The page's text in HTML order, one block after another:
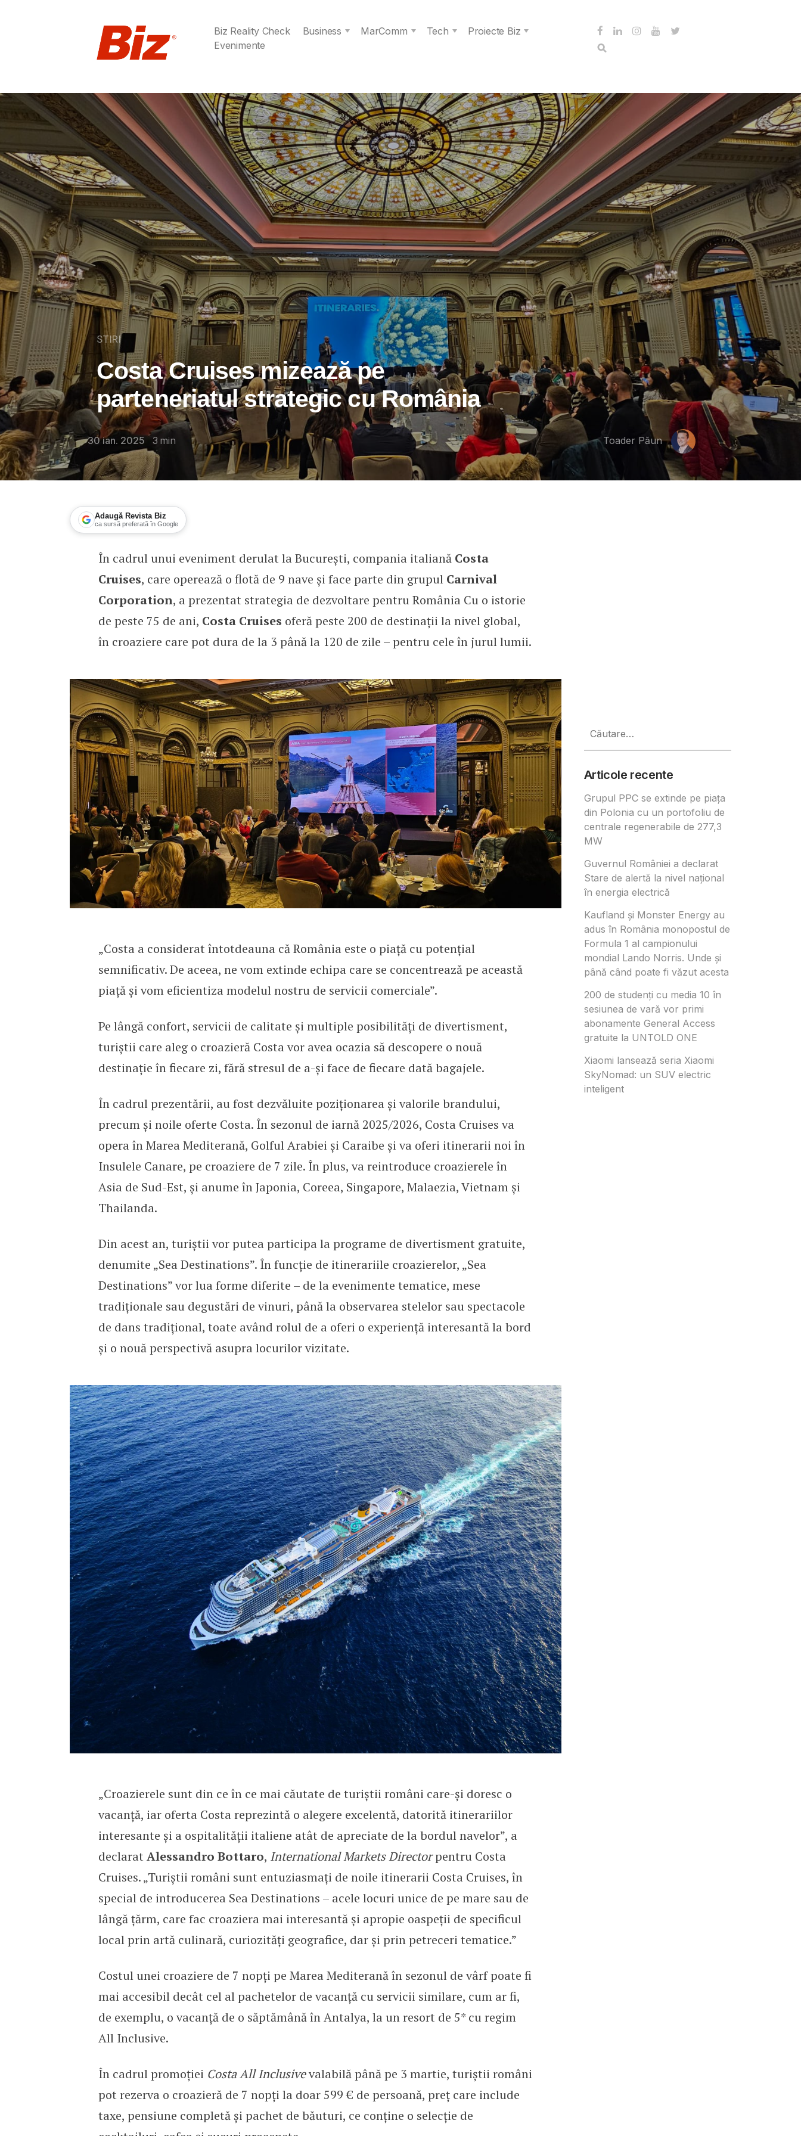
Biz Reality Check Business MarComm Tech
Proiecte Biz
Evenimente
STIRI
Costa Cruises mizează pe
parteneriatul strategic cu România
30 ian. 2025 3 min Toader Păun
Adaugă Revista Biz
ca sursă preferată în Google
Costa Cruises mizează pe parteneriatul strategic cu România
În cadrul unui eveniment derulat la București, compania italiană Costa
Cruises, care operează o flotă de 9 nave și face parte din grupul Carnival
Corporation, a prezentat strategia de dezvoltare pentru România Cu o istorie
de peste 75 de ani, Costa Cruises oferă peste 200 de destinații la nivel global,
în croaziere care pot dura de la 3 până la 120 de zile – pentru cele în jurul lumii.
„Costa a considerat întotdeauna că România este o piață cu potențial
semnificativ. De aceea, ne vom extinde echipa care se concentrează pe această
piață și vom eficientiza modelul nostru de servicii comerciale”.
Pe lângă confort, servicii de calitate și multiple posibilități de divertisment,
turiștii care aleg o croazieră Costa vor avea ocazia să descopere o nouă
destinație în fiecare zi, fără stresul de a-și face de fiecare dată bagajele.
În cadrul prezentării, au fost dezvăluite poziționarea și valorile brandului,
precum și noile oferte Costa. În sezonul de iarnă 2025/2026, Costa Cruises va
opera în Marea Mediterană, Golful Arabiei și Caraibe și va oferi itinerarii noi în
Insulele Canare, pe croaziere de 7 zile. În plus, va reintroduce croazierele în
Asia de Sud-Est, și anume în Japonia, Coreea, Singapore, Malaezia, Vietnam și
Thailanda.
Din acest an, turiștii vor putea participa la programe de divertisment gratuite,
denumite „Sea Destinations”. În funcție de itinerariile croazierelor, „Sea
Destinations” vor lua forme diferite – de la evenimente tematice, mese
tradiționale sau degustări de vinuri, până la observarea stelelor sau spectacole
de dans tradițional, toate având rolul de a oferi o experiență interesantă la bord
și o nouă perspectivă asupra locurilor vizitate.
„Croazierele sunt din ce în ce mai căutate de turiștii români care-și doresc o
vacanță, iar oferta Costa reprezintă o alegere excelentă, datorită itinerariilor
interesante și a ospitalității italiene atât de apreciate de la bordul navelor”, a
declarat Alessandro Bottaro, International Markets Directorpentru Costa
Cruises. „Turiștii români sunt entuziasmați de noile itinerarii Costa Cruises, în
special de introducerea Sea Destinations – acele locuri unice de pe mare sau de
lângă țărm, care fac croaziera mai interesantă și apropie oaspeții de specificul
local prin artă culinară, curiozități geografice, dar și prin petreceri tematice.”
Costul unei croaziere de 7 nopți pe Marea Mediterană în sezonul de vârf poate fi
mai accesibil decât cel al pachetelor de vacanță cu servicii similare, cum ar fi,
de exemplu, o vacanță de o săptămână în Antalya, la un resort de 5* cu regim
All Inclusive.
În cadrul promoției Costa All Inclusivevalabilă până pe 3 martie, turiștii români
pot rezerva o croazieră de 7 nopți la doar 599 € de persoană, preț care include
taxe, pensiune completă și pachet de băuturi, ce conține o selecție de
după:
Articole recente
Grupul PPC se extinde pe piața
din Polonia cu un portofoliu de
centrale regenerabile de 277,3
MW
Guvernul României a declarat
Stare de alertă la nivel național
în energia electrică
Kaufland și Monster Energy au
adus în România monopostul de
Formula 1 al campionului
mondial Lando Norris. Unde și
până când poate fi văzut acesta
200 de studenți cu media 10 în
sesiunea de vară vor primi
abonamente General Access
gratuite la UNTOLD ONE
Xiaomi lansează seria Xiaomi
SkyNomad: un SUV electric
inteligent